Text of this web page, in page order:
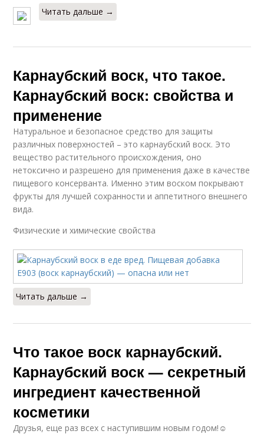
Читать дальше →
Карнаубский воск, что такое.
Карнаубский воск: свойства и
применение
Натуральное и безопасное средство для защиты
различных поверхностей – это карнаубский воск. Это
вещество растительного происхождения, оно
нетоксично и разрешено для применения даже в качестве
пищевого консерванта. Именно этим воском покрывают
фрукты для лучшей сохранности и аппетитного внешнего
вида.
Физические и химические свойства
Читать дальше →
Что такое воск карнаубский.
Карнаубский воск — секретный
ингредиент качественной
косметики
Друзья, еще раз всех с наступившим новым годом!☺